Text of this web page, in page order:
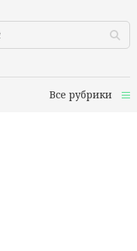
Все рубрики